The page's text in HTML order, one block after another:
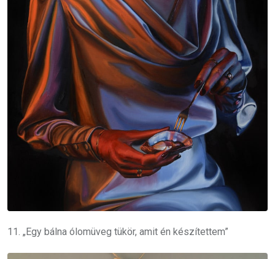
11. „Egy bálna ólomüveg tükör, amit én készítettem”